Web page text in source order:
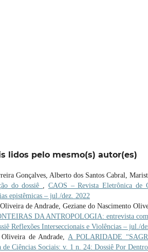
lidos pelo mesmo(s) autor(es)
Gonçalves, Alberto dos Santos Cabral,
do dossiê , CAOS – Revista Eletrônica de
epistêmicas – jul./dez. 2022
de Andrade, Geziane do Nascimento
DA ANTROPOLOGIA: entrevista
Reflexões Interseccionais e Violências – jul./
Oliveira de Andrade,A POLARIDADE
de Ciências Sociais: v. 1 n. 24: Dossiê Por